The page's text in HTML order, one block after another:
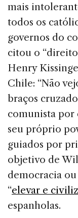
mais
todos os
governos do
citou o
Henry
Chile: “Não
braços
comunista por
seu próprio
guiados por
objetivo de
democracia
“elevar e
espanholas.